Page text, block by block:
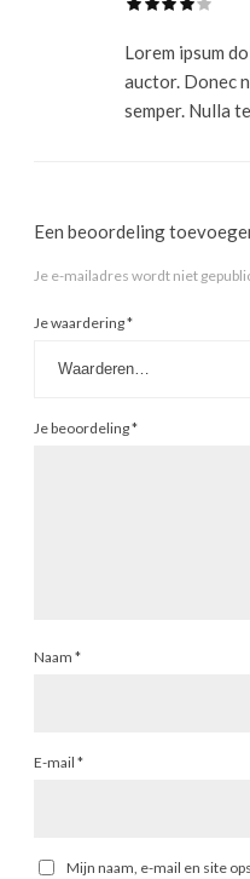
Lorem ipsum
auctor. Donec
semper. Nulla
Een beoordeling
Je e-mailadres wordt niet
Je waardering*
Je beoordeling*
Naam *
E-mail *
Mijn naam, e-mail en site